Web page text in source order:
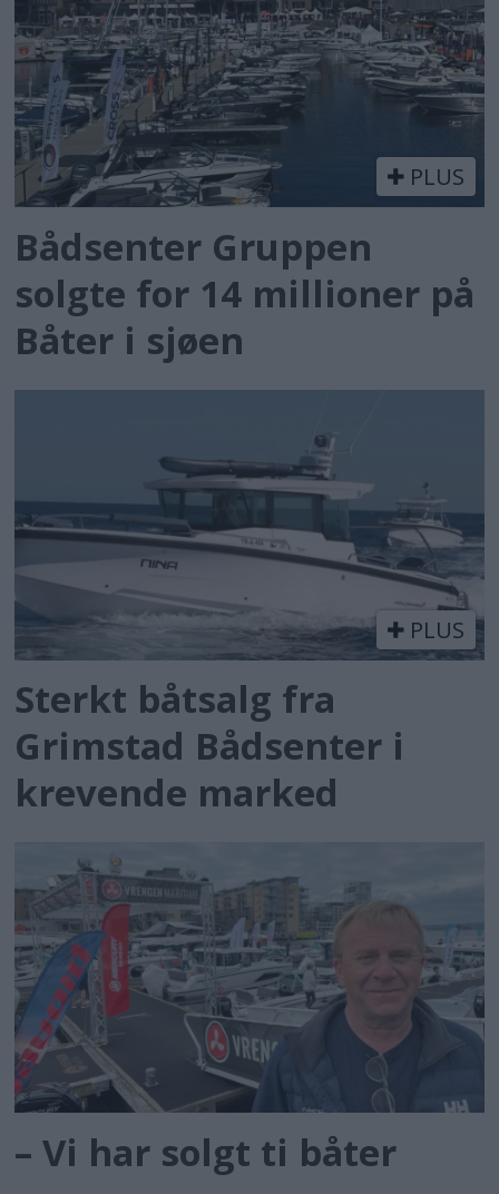
PLUS
Bådsenter Gruppen
solgte for 14 millioner på
Båter i sjøen
PLUS
Sterkt båtsalg fra
Grimstad Bådsenter i
krevende marked
– Vi har solgt ti båter